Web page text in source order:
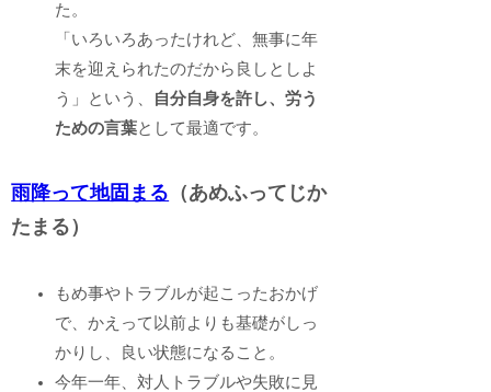
た。
「いろいろあったけれど、無事に年
末を迎えられたのだから良しとしよ
う」という、
自分自身を許し、労う
ための言葉として最適です。
雨降って地固まる （あめふってじか
たまる）
もめ事やトラブルが起こったおかげ
で、かえって以前よりも基礎がしっ
かりし、良い状態になること。
今年一年、対人トラブルや失敗に見